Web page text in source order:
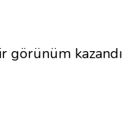
görünüm